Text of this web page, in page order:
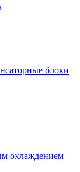
блоки
охлаждением